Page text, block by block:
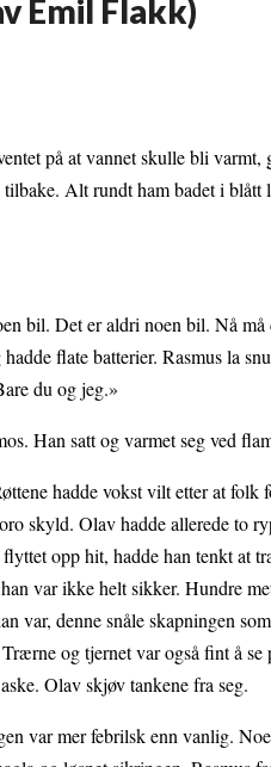
Emil Flakk)
på at vannet skulle bli
Alt rundt ham badet i
bil. Det er aldri noen bil. Nå
flate batterier. Rasmus la
du og jeg.»
Han satt og varmet seg ved
hadde vokst vilt etter at
skyld. Olav hadde allerede to
opp hit, hadde han tenkt at
var ikke helt sikker. Hundre
var, denne snåle skapningen
og tjernet var også fint å
Olav skjøv tankene fra seg.
var mer febrilsk enn vanlig.